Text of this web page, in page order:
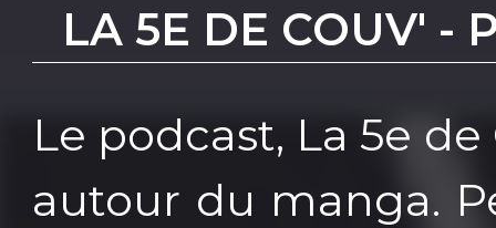
LA 5E DE COUV' -
Le podcast, La 5e
autour du manga.